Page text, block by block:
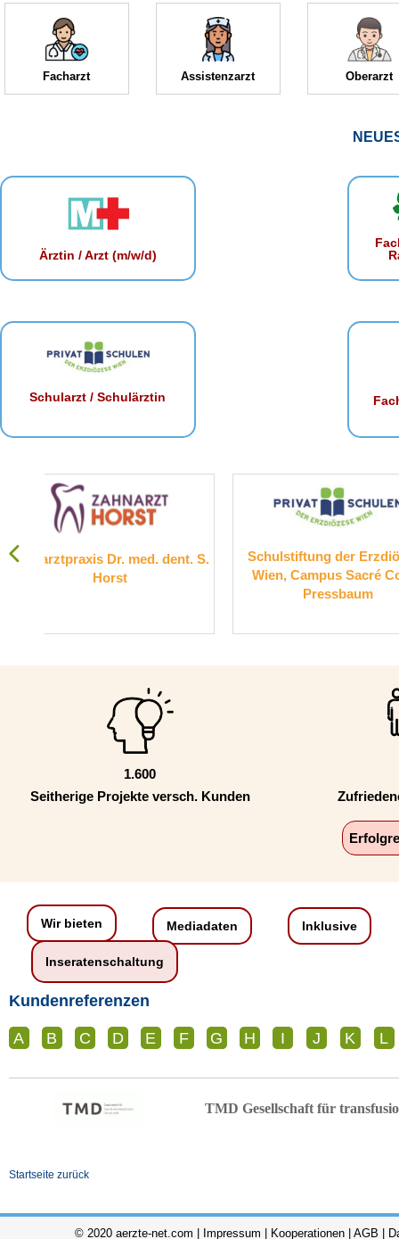
Facharzt Assistenzarzt Oberarzt
Ärztin / Arzt (m/w/d)
Schularzt / Schulärztin
S.
Schulstiftung der Erzdiözese
Wien, Campus Sacré Coeur
1.600
Seitherige Projekte versch. Kunden
Wir bieten Mediadaten Inklusive
Inseratenschaltung
Kundenreferenzen
A B C D E F G H I J K L
TMD Gesellschaft für
Startseite zurück
© 2020 aerzte-net.com | Impressum Kooperationen AGB